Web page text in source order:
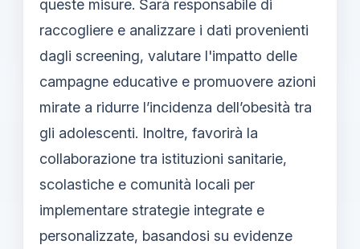
queste misure. Sarà responsabile di
raccogliere e analizzare i dati provenienti
dagli screening, valutare l'impatto delle
campagne educative e promuovere azioni
mirate a ridurre l’incidenza dell’obesità tra
gli adolescenti. Inoltre, favorirà la
collaborazione tra istituzioni sanitarie,
scolastiche e comunità locali per
implementare strategie integrate e
personalizzate, basandosi su evidenze